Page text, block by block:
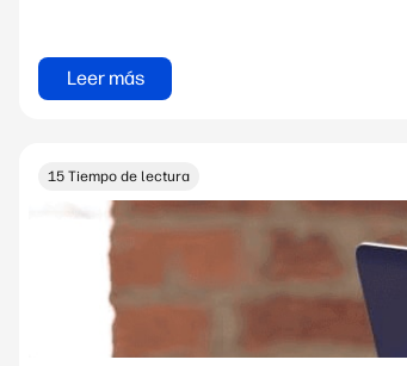
Leer más
15 Tiempo de lectura